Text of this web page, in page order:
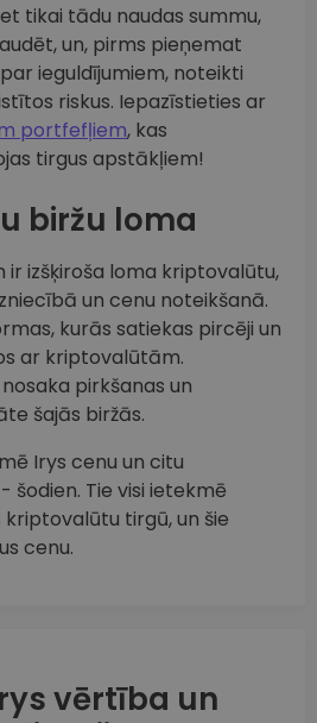
tikai tādu naudas summu,
un, pirms pieņemat
ieguldījumiem, noteikti
riskus. Iepazīstieties ar
portfefļiem, kas
tirgus apstākļiem!
biržu loma
izšķiroša loma kriptovalūtu,
un cenu noteikšanā.
kurās satiekas pircēji un
ar kriptovalūtām.
pirkšanas un
šajās biržās.
Irys cenu un citu
Tie visi ietekmē
tirgū, un šie
cenu.
vērtība un